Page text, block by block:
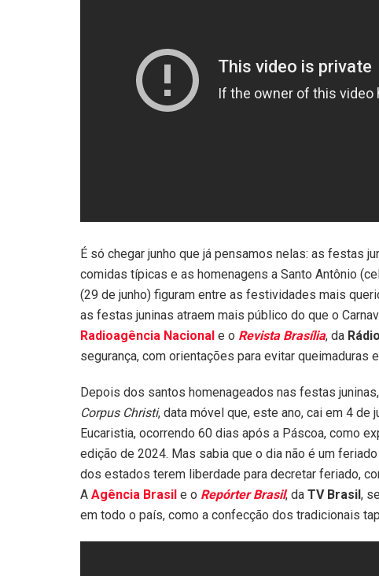
É só chegar junho que já pensamos nelas: as festas
comidas típicas e as homenagens a Santo Antônio
(29 de junho) figuram entre as festividades mais
as festas juninas atraem mais público do que o
Radioagência Nacional e o Revista Brasília, da
segurança, com orientações para evitar queimaduras
Depois dos santos homenageados nas festas
Corpus Christi, data móvel que, este ano, cai em 4 de
Eucaristia, ocorrendo 60 dias após a Páscoa, como
edição de 2024. Mas sabia que o dia não é um
dos estados terem liberdade para decretar feriado,
A Agência Brasil e o Repórter Brasil, da TV Brasil,
em todo o país, como a confecção dos tradicionais